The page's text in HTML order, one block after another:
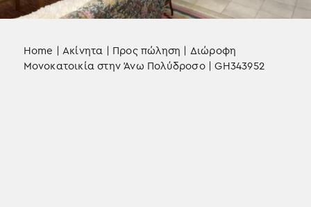
Home |Ακίνητα | Προς πώληση | Διώροφη
Μονοκατοικία στην Άνω Πολύδροσο | GH343952